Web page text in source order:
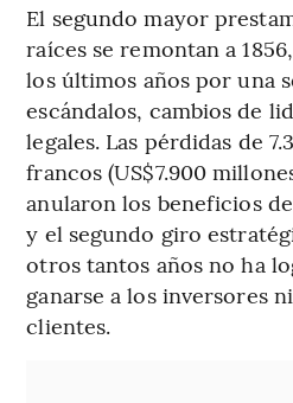
El segundo mayor
raíces se remontan a
los últimos años por una
escándalos, cambios de
legales. Las pérdidas de
francos (US$7.900
anularon los beneficios
y el segundo giro
otros tantos años no ha
ganarse a los inversores
clientes.